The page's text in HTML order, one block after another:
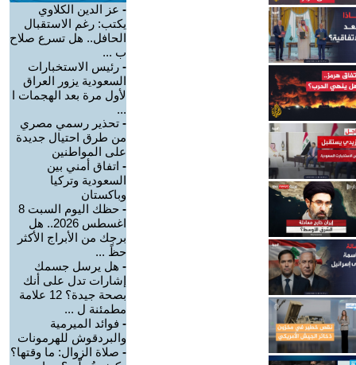
- عز الدين الكلاوي
يكتب: رغم الاستقبال
الحافل.. هل تسرع صلاح
ب ...
- رئيس الاستخبارات
السعودية يزور العراق
لأول مرة بعد الهجمات ا
...
- تحذير رسمي مصري
من طرق احتيال جديدة
على المواطنين
- اتفاق أمني بين
السعودية وتركيا
وباكستان
-
حظك اليوم السبت 8
اغسطس 2026.. هل
برجك من الأبراج الأكثر
حظً ...
- هل يرسل جسمك
إشارات تدل على أنك
بصحة جيدة؟ 12 علامة
مطمئنة ل ...
- فوائد الميرمية
والبردقوش للهرمونات
- صلاة الزوال: ما وقتها؟